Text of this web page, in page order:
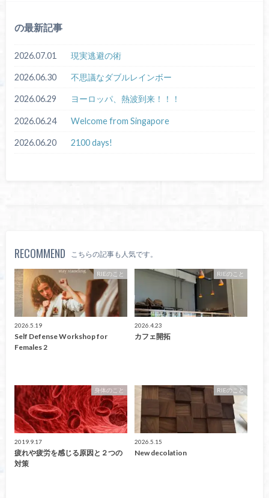
の最新記事
2026.07.01 現実逃避の術
2026.06.30 不思議なダブルレインボー
2026.06.29 ヨーロッパ、熱波到来！！！
2026.06.24 Welcome from Singapore
2026.06.20 2100 days!
RECOMMEND こちらの記事も人気です。
RIEのこと
2026.5.19
Self Defense Workshop for
Females 2
RIEのこと
2026.4.23
カフェ開拓
身体のこと
2019.9.17
疲れや疲労を感じる原因と２つの
対策
RIEのこと
2026.5.15
New decolation